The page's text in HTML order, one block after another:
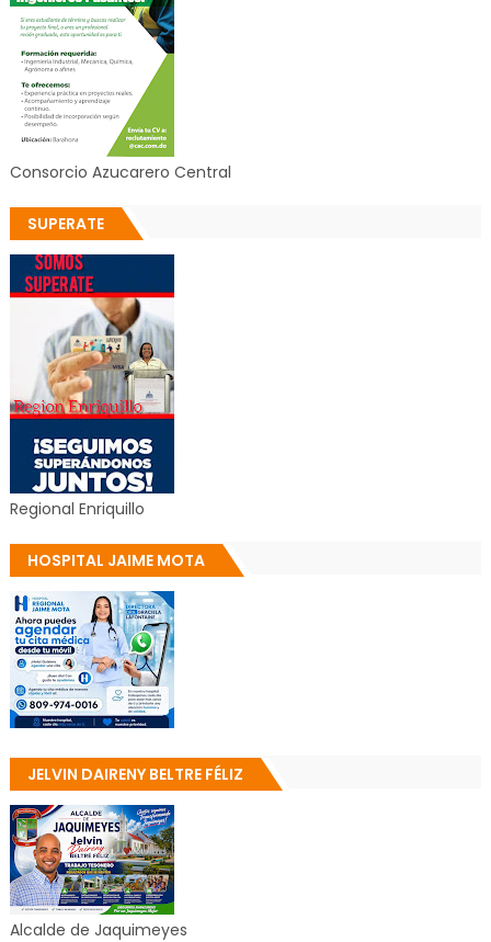
Consorcio Azucarero Central
SUPERATE
Regional Enriquillo
HOSPITAL JAIME MOTA
JELVIN DAIRENY BELTRE FÉLIZ
Alcalde de Jaquimeyes